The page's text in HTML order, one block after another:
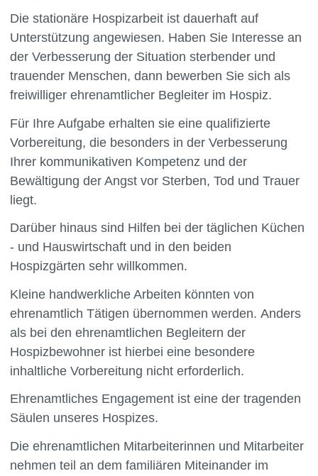
Die stationäre Hospizarbeit ist dauerhaft auf
Unterstützung angewiesen. Haben Sie Interesse an
der Verbesserung der Situation sterbender und
trauender Menschen, dann bewerben Sie sich als
freiwilliger ehrenamtlicher Begleiter im Hospiz.
Für Ihre Aufgabe erhalten sie eine qualifizierte
Vorbereitung, die besonders in der Verbesserung
Ihrer kommunikativen Kompetenz und der
Bewältigung der Angst vor Sterben, Tod und Trauer
liegt.
Darüber hinaus sind Hilfen bei der täglichen Küchen
- und Hauswirtschaft und in den beiden
Hospizgärten sehr willkommen.
Kleine handwerkliche Arbeiten könnten von
ehrenamtlich Tätigen übernommen werden. Anders
als bei den ehrenamtlichen Begleitern der
Hospizbewohner ist hierbei eine besondere
inhaltliche Vorbereitung nicht erforderlich.
Ehrenamtliches Engagement ist eine der tragenden
Säulen unseres Hospizes.
Die ehrenamtlichen Mitarbeiterinnen und Mitarbeiter
nehmen teil an dem familiären Miteinander im